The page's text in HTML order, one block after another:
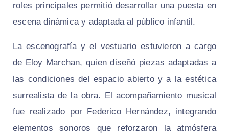
roles principales permitió desarrollar una puesta en
escena dinámica y adaptada al público infantil.
La escenografía y el vestuario estuvieron a cargo
de Eloy Marchan, quien diseñó piezas adaptadas a
las condiciones del espacio abierto y a la estética
surrealista de la obra. El acompañamiento musical
fue realizado por Federico Hernández, integrando
elementos sonoros que reforzaron la atmósfera